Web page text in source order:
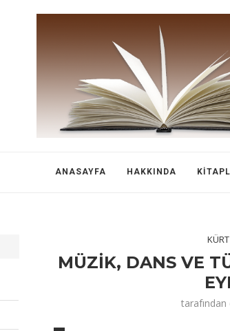
ANASAYFA HAKKINDA
MÜZİK, DANS VE
tarafından